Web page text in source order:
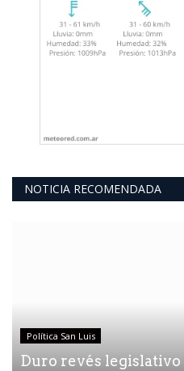
NOTICIA RECOMENDADA
Política San Luis
Duro revés legislativo